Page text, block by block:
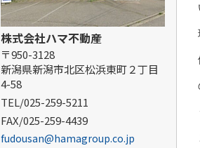
株式会社ハマ不動産
〒950-3128
新潟県新潟市北区松浜東町２丁目
4-58
TEL/025-259-5211
FAX/025-259-4439
fudousan@hamagroup.co.jp